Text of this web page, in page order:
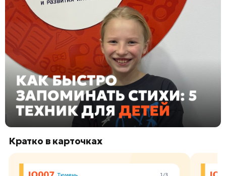
Кратко в карточках